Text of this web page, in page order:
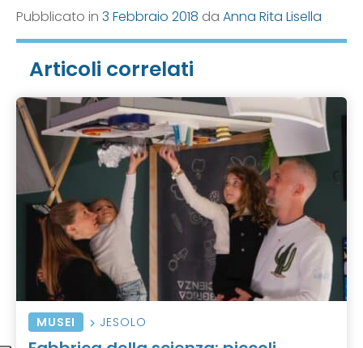
Pubblicato in 3 Febbraio 2018 da Anna Rita Lisella
Articoli correlati
MUSEI JESOLO